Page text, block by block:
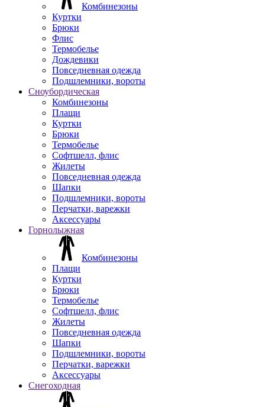
Комбинезоны
Куртки
Брюки
Флис
Термобелье
Дождевики
Повседневная одежда
Подшлемники, вороты
Сноубордическая
Комбинезоны
Плащи
Куртки
Брюки
Термобелье
Софтшелл, флис
Жилеты
Повседневная одежда
Шапки
Подшлемники, вороты
Перчатки, варежки
Аксессуары
Горнолыжная
Комбинезоны
Плащи
Куртки
Брюки
Термобелье
Софтшелл, флис
Жилеты
Повседневная одежда
Шапки
Подшлемники, вороты
Перчатки, варежки
Аксессуары
Снегоходная